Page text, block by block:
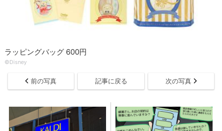
ラッピングバッグ 600円
©Disney
前の写真 記事に戻る 次の写真